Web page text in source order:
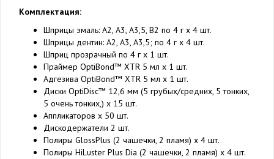
Комплектация:
Шприцы эмаль: А2, А3, А3,5, В2 по 4 г x 4 шт.
Шприцы дентин: А2, А3, А3,5; по 4 г x 4 шт.
Шприц прозрачный по 4 г x 1 шт.
Праймер OptiBond™ XTR 5 мл x 1 шт.
Адгезива OptiBond™ XTR 5 мл x 1 шт.
Диски OptiDisc™ 12,6 мм (5 грубых/средних, 5 тонких,
5 очень тонких,) x 15 шт.
Аппликаторов x 50 шт.
Дискодержатели 2 шт.
Полиры GlossPlus (2 чашечки, 2 пламя) x 4 шт.
Полиры HiLuster Plus Dia (2 чашечки, 2 пламя) x 4 шт.